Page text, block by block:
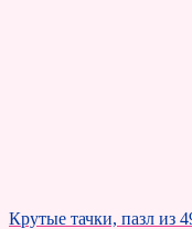
Крутые тачки, пазл из